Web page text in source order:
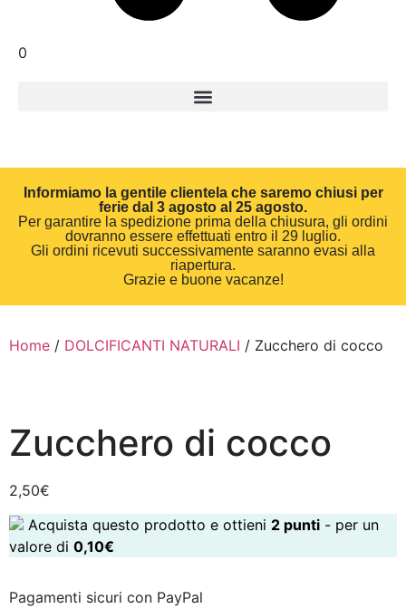
0
Informiamo la gentile clientela che saremo chiusi per
ferie dal 3 agosto al 25 agosto.
Per garantire la spedizione prima della chiusura, gli ordini
dovranno essere effettuati entro il 29 luglio.
Gli ordini ricevuti successivamente saranno evasi alla
riapertura.
Grazie e buone vacanze!
Home / DOLCIFICANTI NATURALI / Zucchero di cocco
Zucchero di cocco
2,50€
Acquista questo prodotto e ottieni 2 punti - per un
valore di 0,10€
Pagamenti sicuri con PayPal